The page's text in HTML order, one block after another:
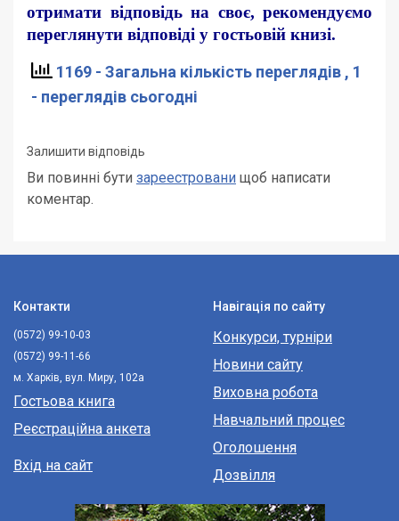
отримати відповідь на своє, рекомендуємо
переглянути відповіді у гостьовій книзі.
1169 - Загальна кількість переглядів , 1
- переглядів сьогодні
Залишити відповідь
Ви повинні бути зареестровани щоб написати
коментар.
Навігація по сайту
Конкурси, турніри
Новини сайту
Виховна робота
Навчальний процес
Оголошення
Дозвілля
Контакти
(0572) 99-10-03
(0572) 99-11-66
м. Харків, вул. Миру, 102а
Гостьова книга
Реєстраційна анкета
Вхід на сайт